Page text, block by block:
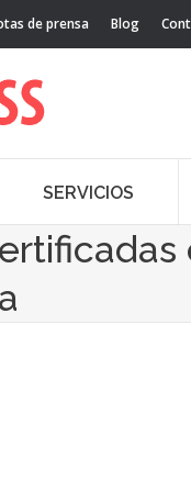
de prensa Blog
SERVICIOS